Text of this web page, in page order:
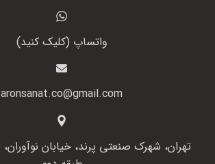
واتساپ (کلیک کنید)
aronsanat.co@gmail.com